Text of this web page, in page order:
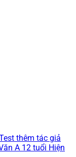
A 12 tuổi Hiện